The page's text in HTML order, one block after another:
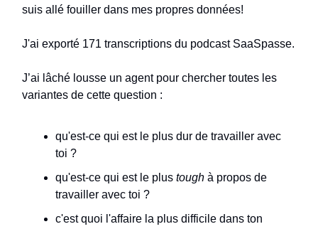
suis allé fouiller dans mes propres données!
J'ai exporté 171 transcriptions du podcast SaaSpasse.
J’ai lâché lousse un agent pour chercher toutes les
variantes de cette question :
qu'est-ce qui est le plus dur de travailler avec
toi ?
qu'est-ce qui est le plus tough à propos de
travailler avec toi ?
c'est quoi l'affaire la plus difficile dans ton